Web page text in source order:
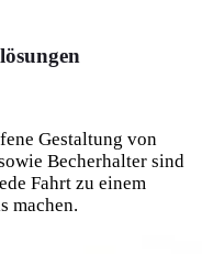
Gestaltung von
Becherhalter sind
Fahrt zu einem
machen.